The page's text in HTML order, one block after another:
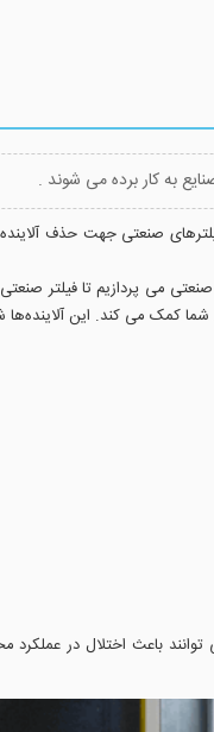
صنعتی جهت حذف آلاینده
کمک می کند. این آلاینده‌ها
توانند باعث اختلال در